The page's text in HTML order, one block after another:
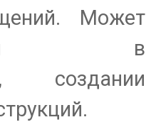
Может
в
создании